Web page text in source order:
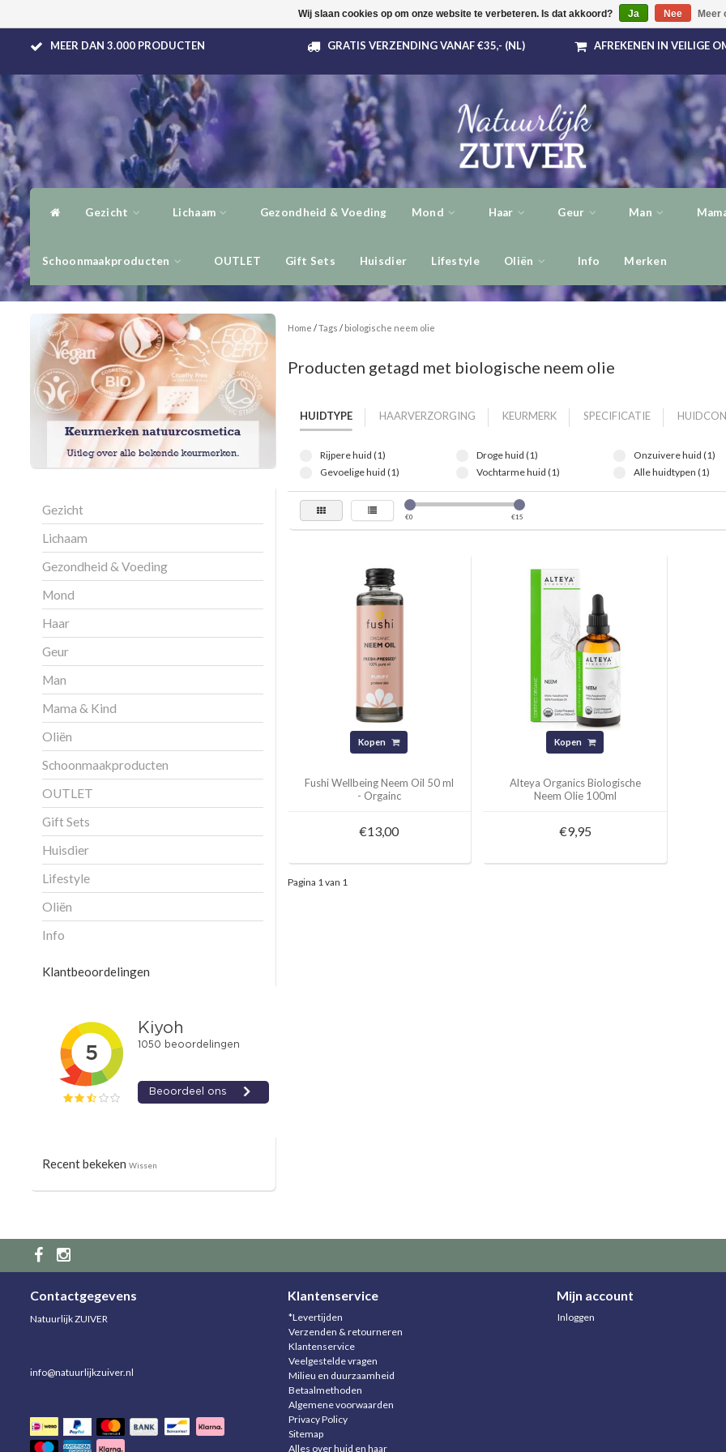
MEER DAN 3.000 PRODUCTEN GRATIS VERZENDING VANAF €35,- (NL) AFREKENEN IN VEILIGE
Gezicht Lichaam Gezondheid & Voeding Mond Haar Geur Man
Schoonmaakproducten OUTLET Gift Sets Huisdier Lifestyle Oliën Info Merken
Gezicht
Lichaam
Gezondheid & Voeding
Mond
Haar
Geur
Man
Mama & Kind
Oliën
Schoonmaakproducten
OUTLET
Gift Sets
Huisdier
Lifestyle
Oliën
Info
Klantbeoordelingen
Recent bekeken Wissen
Home /Tags / biologische neem olie
Producten getagd met biologische neem olie
HUIDTYPE HAARVERZORGING KEURMERK SPECIFICATIE
Rijpere huid (1)
Gevoelige huid (1)
Droge huid (1)
Vochtarme huid (1)
Onzuivere huid (1)
Alle huidtypen (1)
€0 €15
Kopen
Fushi Wellbeing Neem Oil 50 ml
- Orgainc
€13,00
Kopen
Alteya Organics Biologische
Neem Olie 100ml
€9,95
Pagina 1 van 1
Contactgegevens
Natuurlijk ZUIVER
info@natuurlijkzuiver.nl
Klantenservice
*Levertijden
Verzenden & retourneren
Klantenservice
Veelgestelde vragen
Milieu en duurzaamheid
Betaalmethoden
Algemene voorwaarden
Privacy Policy
Sitemap
Alles over huid en haar
Mijn account
Inloggen
Wij slaan cookies op om onze website te verbeteren. Is dat akkoord? Ja Nee Meer